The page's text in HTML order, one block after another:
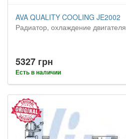
AVA QUALITY COOLING JE2002
Радиатор, охлаждение двигателя
5327 грн
Есть в наличии